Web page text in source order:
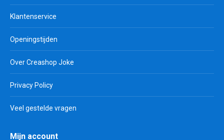
Klantenservice
Openingstijden
Over Creashop Joke
Privacy Policy
Veel gestelde vragen
Mijn account